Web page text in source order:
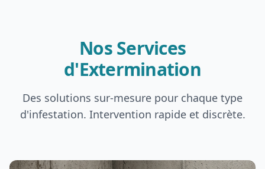
Nos Services
d'Extermination
Des solutions sur-mesure pour chaque type
d'infestation. Intervention rapide et discrète.